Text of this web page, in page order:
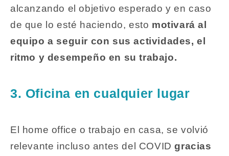
alcanzando el objetivo esperado y en caso
de que lo esté haciendo, esto motivará al
equipo a seguir con sus actividades, el
ritmo y desempeño en su trabajo.
3. Oficina en cualquier lugar
El home office o trabajo en casa, se volvió
relevante incluso antes del COVIDgracias